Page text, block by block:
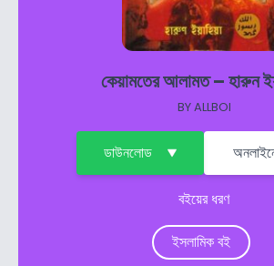
কেয়ামতের আলামত – হারুন
BYALLBOI
ডাউনলোড
বইয়ের ধরণ
ইসলামিক বই